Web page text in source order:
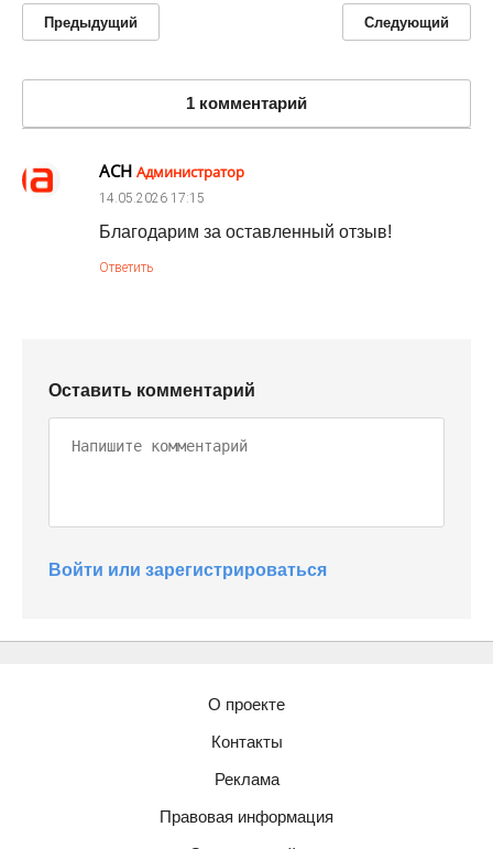
Предыдущий Следующий
1 комментарий
АСН Администратор
14.05.2026 17:15
Благодарим за оставленный отзыв!
Ответить
Оставить комментарий
Войти или зарегистрироваться
О проекте
Контакты
Реклама
Правовая информация